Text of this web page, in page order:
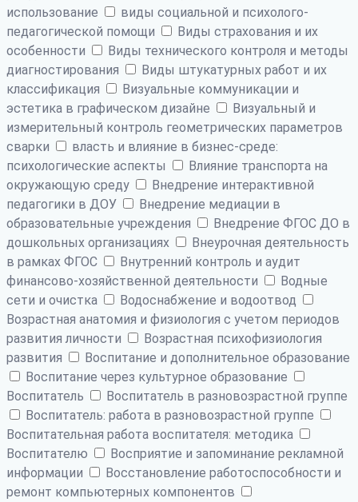
использование
виды социальной и психолого-
педагогической помощи
Виды страхования и их
особенности
Виды технического контроля и методы
диагностирования
Виды штукатурных работ и их
классификация
Визуальные коммуникации и
эстетика в графическом дизайне
Визуальный и
измерительный контроль геометрических параметров
сварки
власть и влияние в бизнес-среде:
психологические аспекты
Влияние транспорта на
окружающую среду
Внедрение интерактивной
педагогики в ДОУ
Внедрение медиации в
образовательные учреждения
Внедрение ФГОС ДО в
дошкольных организациях
Внеурочная деятельность
в рамках ФГОС
Внутренний контроль и аудит
финансово-хозяйственной деятельности
Водные
сети и очистка
Водоснабжение и водоотвод
Возрастная анатомия и физиология с учетом периодов
развития личности
Возрастная психофизиология
развития
Воспитание и дополнительное образование
Воспитание через культурное образование
Воспитатель
Воспитатель в разновозрастной группе
Воспитатель: работа в разновозрастной группе
Воспитательная работа воспитателя: методика
Воспитателю
Восприятие и запоминание рекламной
информации
Восстановление работоспособности и
ремонт компьютерных компонентов